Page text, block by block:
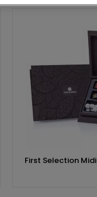
First Selection Midi